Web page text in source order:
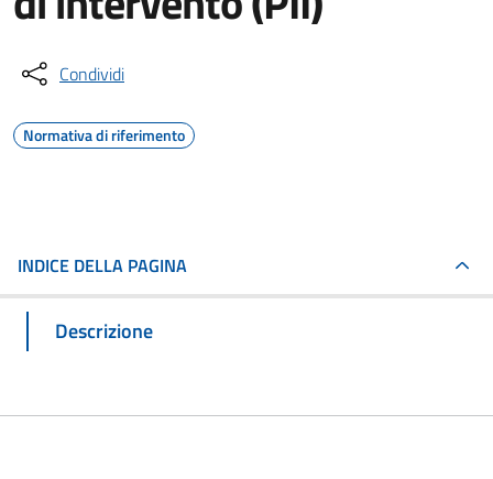
Condividi
Normativa di riferimento
INDICE DELLA PAGINA
Descrizione